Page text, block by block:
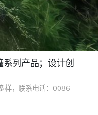
列产品；设计创
样，联系电话：0086-